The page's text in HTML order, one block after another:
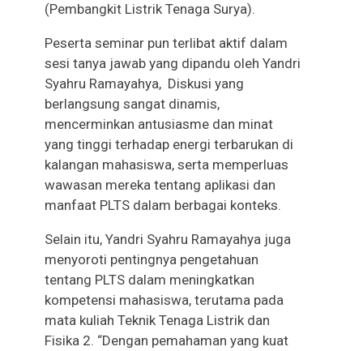
(Pembangkit Listrik Tenaga Surya).
Peserta seminar pun terlibat aktif dalam
sesi tanya jawab yang dipandu oleh Yandri
Syahru Ramayahya, Diskusi yang
berlangsung sangat dinamis,
mencerminkan antusiasme dan minat
yang tinggi terhadap energi terbarukan di
kalangan mahasiswa, serta memperluas
wawasan mereka tentang aplikasi dan
manfaat PLTS dalam berbagai konteks.
Selain itu, Yandri Syahru Ramayahya juga
menyoroti pentingnya pengetahuan
tentang PLTS dalam meningkatkan
kompetensi mahasiswa, terutama pada
mata kuliah Teknik Tenaga Listrik dan
Fisika 2. “Dengan pemahaman yang kuat